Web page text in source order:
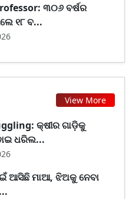
୩୦୬ ବର୍ଷର
୧୮ ବ...
View More
କ୍ଷୀର ଗାଡ଼ିକୁ
ଧରିଲ...
ଆସିଛି ମାଆ, ଝିଅକୁ ନେବା